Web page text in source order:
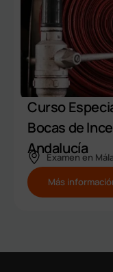
Curso
Bocas de
Andalucía
Examen en
Más